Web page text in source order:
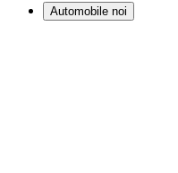
Automobile noi